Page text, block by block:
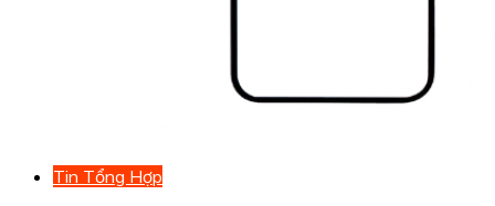
Tin Tổng Hợp